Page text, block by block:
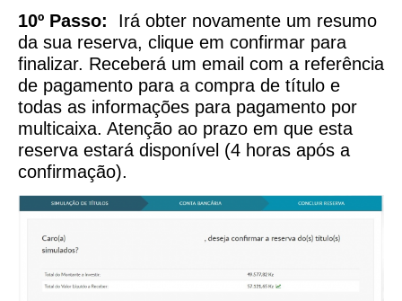
10º Passo: Irá obter novamente um resumo
da sua reserva, clique em confirmar para
finalizar. Receberá um email com a referência
de pagamento para a compra de título e
todas as informações para pagamento por
multicaixa. Atenção ao prazo em que esta
reserva estará disponível (4 horas após a
confirmação).